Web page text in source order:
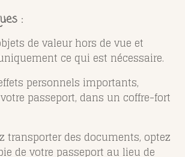
:
de valeur hors de vue et
ce qui est nécessaire.
personnels importants,
passeport, dans un coffre-fort
transporter des documents, optez
de votre passeport au lieu de